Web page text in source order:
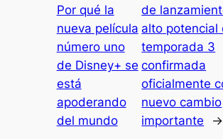
Por qué la
nueva película
número uno
de Disney+ se
está
apoderando
del mundo
de
alto potencial
temporada 3
confirmada
oficialmente
nuevo cambio
importante
→